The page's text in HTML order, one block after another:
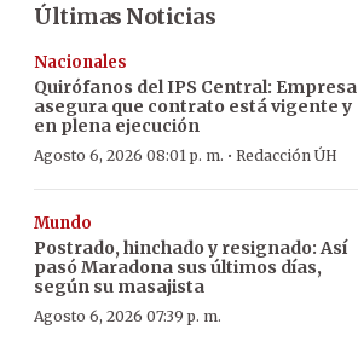
Últimas Noticias
Nacionales
Quirófanos del IPS Central: Empresa
asegura que contrato está vigente y
en plena ejecución
Agosto 6, 2026 08:01 p. m. · Redacción ÚH
Mundo
Postrado, hinchado y resignado: Así
pasó Maradona sus últimos días,
según su masajista
Agosto 6, 2026 07:39 p. m.